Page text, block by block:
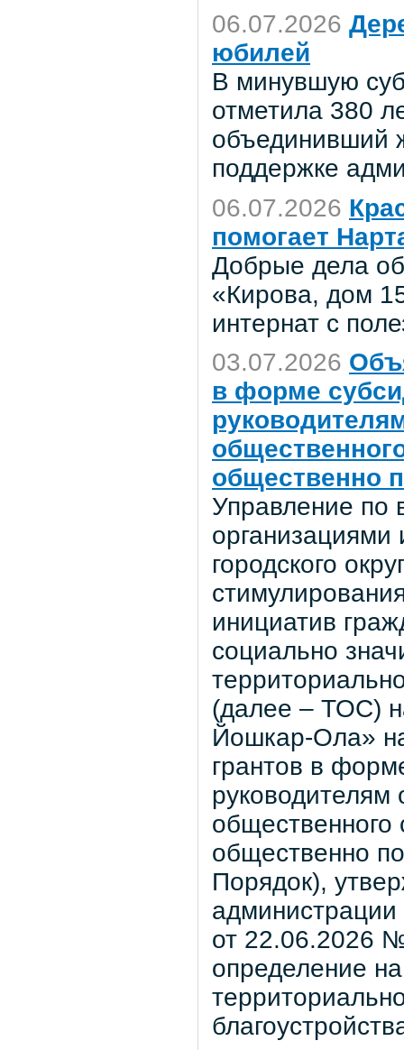
06.07.2026
юбилей
В минувшую
отметила 380
объединивший
поддержке
06.07.2026
помогает
Добрые дела
«Кирова, дом
интернат с
03.07.2026
в форме
общественно
Управление по
городского
инициатив
социально
(далее – ТОС)
Йошкар-Ола»
грантов в
руководителям
общественно
Порядок),
администрации
от 22.06.2026
определение